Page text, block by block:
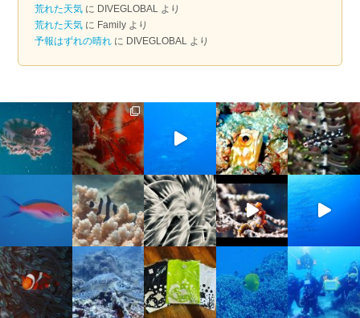
荒れた天気 に DIVEGLOBAL より
荒れた天気 に Family より
予報はずれの晴れ に DIVEGLOBAL より